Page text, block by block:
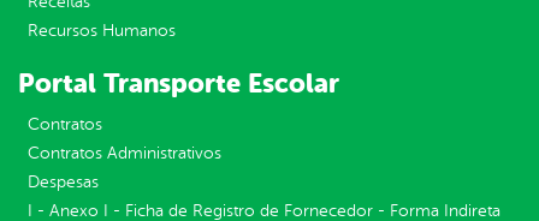
Recursos Humanos
Portal Transporte Escolar
Contratos
Contratos Administrativos
Despesas
I - Anexo I - Ficha de Registro de Fornecedor - Forma Indireta